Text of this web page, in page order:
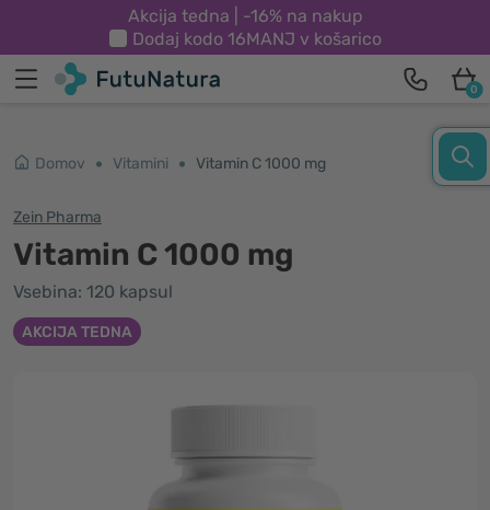
Akcija tedna | -16% na nakup
Dodaj kodo 16MANJ v košarico
0
Domov Vitamini Vitamin C 1000 mg
Zein Pharma
Vitamin C 1000 mg
Vsebina: 120 kapsul
AKCIJA TEDNA